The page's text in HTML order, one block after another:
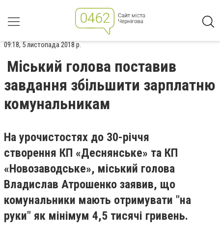
09:18, 5 листопада 2018 р.
Міський голова поставив
завдання збільшити зарплатню
комунальникам
На урочистостях до 30-річчя
створення КП «Деснянське» та КП
«Новозаводське», міський голова
Владислав Атрошенко заявив, що
комунальники мають отримувати "на
руки" як мінімум 4,5 тисячі гривень.